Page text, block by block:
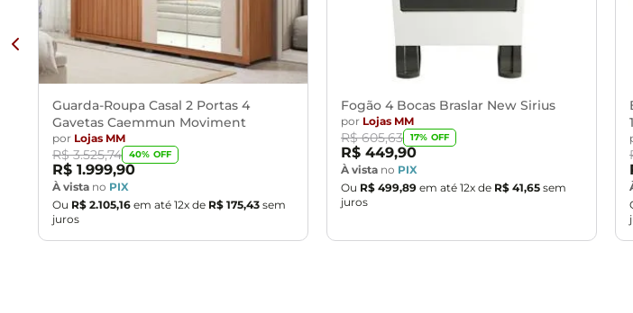
Guarda-Roupa Casal 2 Portas 4
Gavetas Caemmun Moviment
por Lojas MM
R$ 3.525,74 40% OFF
R$ 1.999,90
À vista no PIX
Ou R$ 2.105,16 em até 12x de R$ 175,43 sem
juros
Fogão 4 Bocas Braslar New Sirius
por Lojas MM
R$ 605,63 17% OFF
R$ 449,90
À vista no PIX
Ou R$ 499,89 em até 12x de R$ 41,65 sem
juros